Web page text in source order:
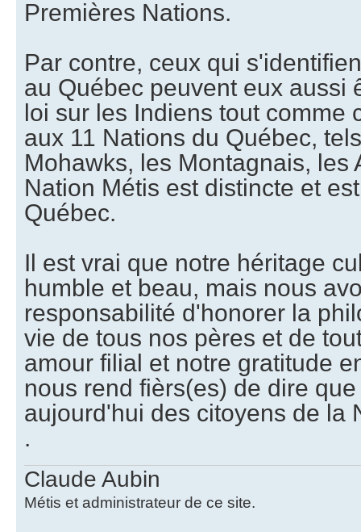
Premières Nations.
Par contre, ceux qui
au Québec peuvent eux aussi
loi sur les Indiens tout comme
aux 11 Nations du Québec,
Mohawks, les Montagnais, les
Nation Métis est distincte et
Québec.
Il est vrai que notre héritage
humble et beau, mais nous
responsabilité d'honorer la
vie de tous nos pères et de
amour filial et notre gratitude
nous rend fièrs(es) de dire
aujourd'hui des citoyens de la
.
Claude Aubin
Métis et administrateur de ce site.